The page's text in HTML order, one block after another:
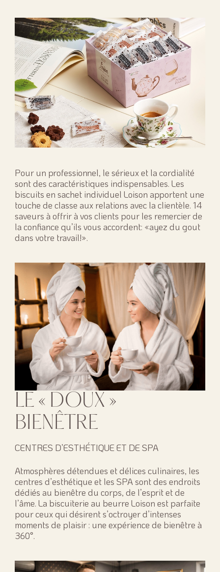
Pour un professionnel, le sérieux et la cordialité
sont des caractéristiques indispensables. Les
biscuits en sachet individuel Loison apportent une
touche de classe aux relations avec la clientèle. 14
saveurs à offrir à vos clients pour les remercier de
la confiance qu’ils vous accordent: «ayez du gout
dans votre travail!».
LE « DOUX »
BIENÊTRE
CENTRES D’ESTHÉTIQUE ET DE SPA
Atmosphères détendues et délices culinaires, les
centres d’esthétique et les SPA sont des endroits
dédiés au bienêtre du corps, de l’esprit et de
l’âme. La biscuiterie au beurre Loison est parfaite
pour ceux qui désirent s’octroyer d’intenses
moments de plaisir : une expérience de bienêtre à
360°.